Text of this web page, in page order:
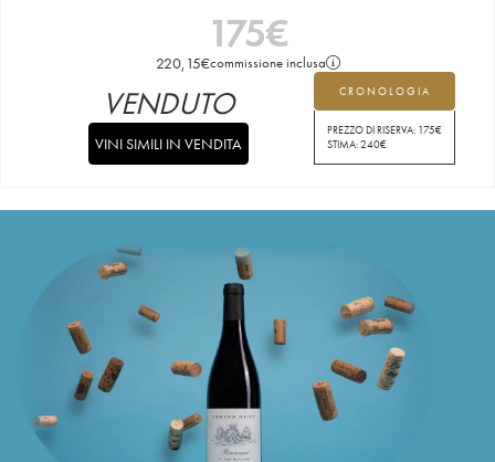
175€
220,15€commissione inclusa
CRONOLOGIA
PREZZO DI RISERVA: 175€
STIMA:240€
VENDUTO
VINI SIMILI IN VENDITA